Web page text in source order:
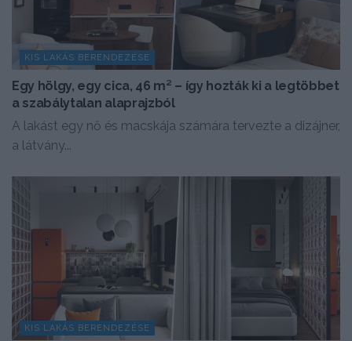
KIS LAKÁS BERENDEZÉSE
Egy hölgy, egy cica, 46 m² – így hozták ki a legtöbbet
a szabálytalan alaprajzból
A lakást egy nő és macskája számára tervezte a dizájner,
a látvány...
KIS LAKÁS BERENDEZÉSE